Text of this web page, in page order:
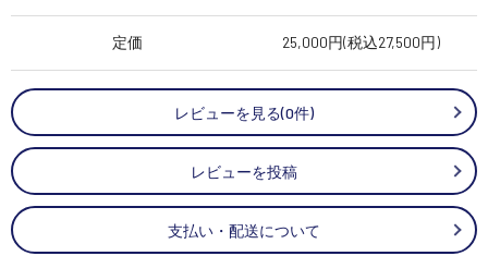
定価 25,000円(税込27,500円)
レビューを見る(0件)
レビューを投稿
支払い・配送について